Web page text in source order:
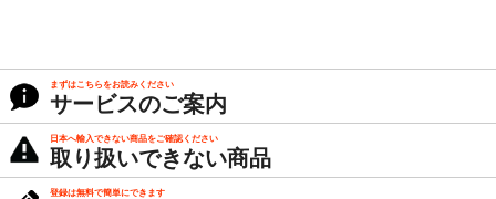
まずはこちらをお読みください
サービスのご案内
日本へ輸入できない商品をご確認ください
取り扱いできない商品
登録は無料で簡単にできます